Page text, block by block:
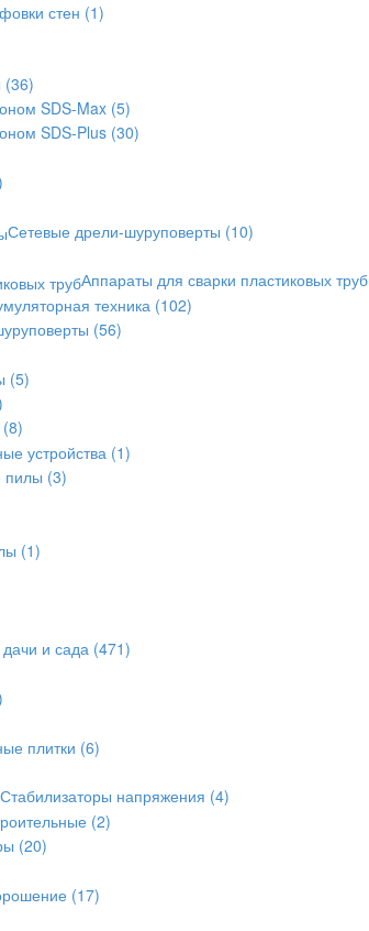
стен (1)
(36)
SDS-Max (5)
SDS-Plus (30)
Сетевые дрели-шуруповерты (10)
Аппараты для сварки пластиковых труб
техника (102)
(56)
(5)
(8)
устройства (1)
пилы (3)
(1)
и сада (471)
плитки (6)
Стабилизаторы напряжения (4)
(2)
(20)
(17)